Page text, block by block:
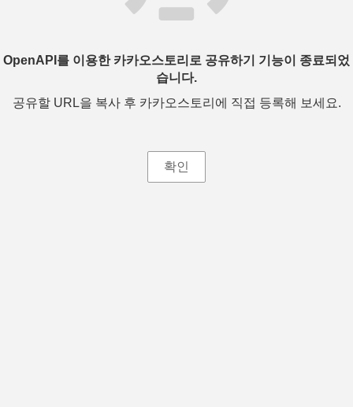
OpenAPI를 이용한 카카오스토리로 공유하기 기능이 종료되었
습니다.
공유할 URL을 복사 후 카카오스토리에 직접 등록해 보세요.
확인